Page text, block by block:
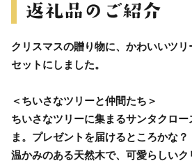
クリスマスの贈り物に、かわいいツ
セットにしました。
＜ちいさなツリーと仲間たち＞
ちいさなツリーに集まるサンタクロ
ま。プレゼントを届けるところかな？
温かみのある天然木で、可愛らしいク